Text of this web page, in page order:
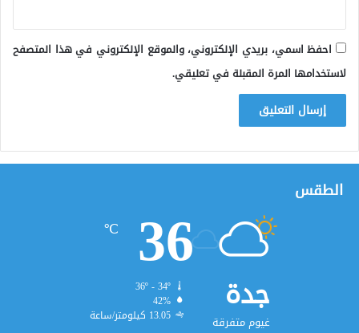
احفظ اسمي، بريدي الإلكتروني، والموقع الإلكتروني في هذا المتصفح
لاستخدامها المرة المقبلة في تعليقي.
الطقس
جدة
غيوم متفرقة
36
℃
36º - 34º
42%
13.05 كيلومتر/ساعة